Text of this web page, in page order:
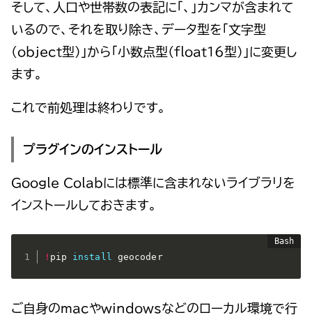
そして、人口や世帯数の表記に「、」カンマが含まれて
いるので、それを取り除き、データ型を「文字型
(object型)」から「小数点型（float16型）」に変更し
ます。
これで前処理は終わりです。
プラグインのインストール
Google Colabには標準に含まれないライブラリを
インストールしておきます。
! pip install geocoder
ご自身のmacやwindowsなどのローカル環境で行